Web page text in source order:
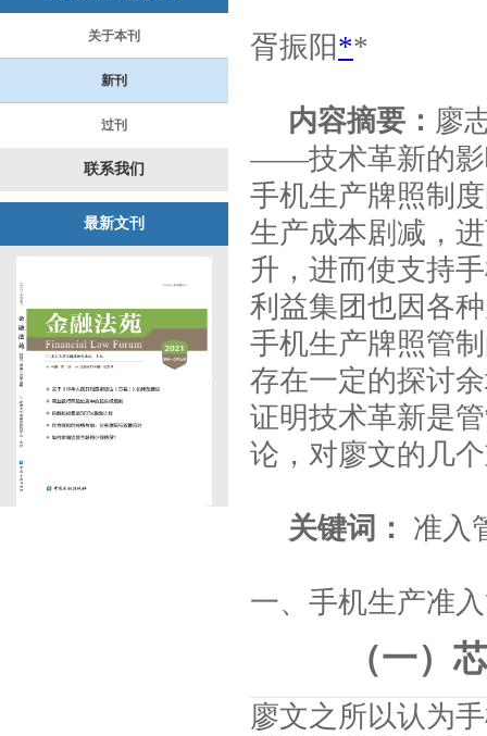
关于本刊
新刊
过刊
联系我们
最新文刊
胥振阳**
内容摘要： 廖
——技术革新的
手机生产牌照制
生产成本剧减，
升，进而使支持
利益集团也因各
手机生产牌照管
存在一定的探讨
证明技术革新是
论，对廖文的几
关键词： 准入
一、手机生产准
（一）
廖文之所以认为